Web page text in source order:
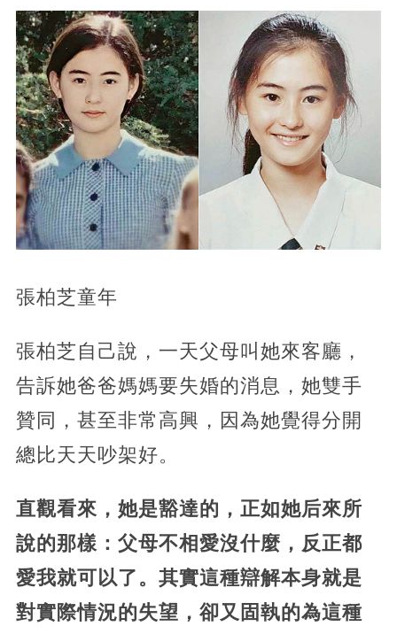
張柏芝童年
張柏芝自己說，一天父母叫她來客廳，
告訴她爸爸媽媽要失婚的消息，她雙手
贊同，甚至非常高興，因為她覺得分開
總比天天吵架好。
直觀看來，她是豁達的，正如她后來所
說的那樣：父母不相愛沒什麼，反正都
愛我就可以了。其實這種辯解本身就是
對實際情況的失望，卻又固執的為這種